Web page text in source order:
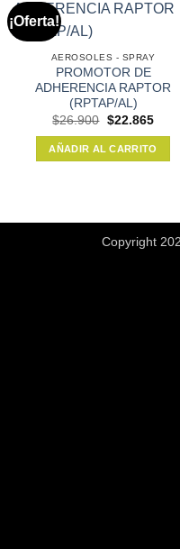
¡Oferta!
AEROSOLES - SPRAY
PROMOTOR DE
ADHERENCIA RAPTOR
(RPTAP/AL)
$26.900 El
original
era:
$26.900.
$22.865El
actual
es:
AÑADIR AL CARRITO
Copyright